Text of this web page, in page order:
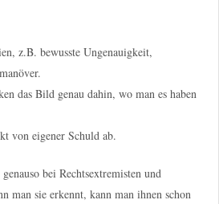
z.B. bewusste Ungenauigkeit,
das Bild genau dahin, wo man es haben
von eigener Schuld ab.
bei Rechtsextremisten und
man sie erkennt, kann man ihnen schon